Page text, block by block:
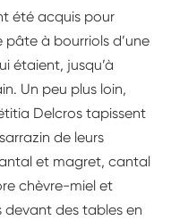
été acquis pour
à bourriols d’une
étaient, jusqu’à
Un peu plus loin,
Delcros tapissent
de leurs
et magret, cantal
chèvre-miel et
des tables en